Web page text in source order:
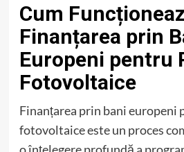
Cum
Finanțarea prin
Europeni pentru
Fotovoltaice
Finanțarea prin bani europeni
fotovoltaice este un proces